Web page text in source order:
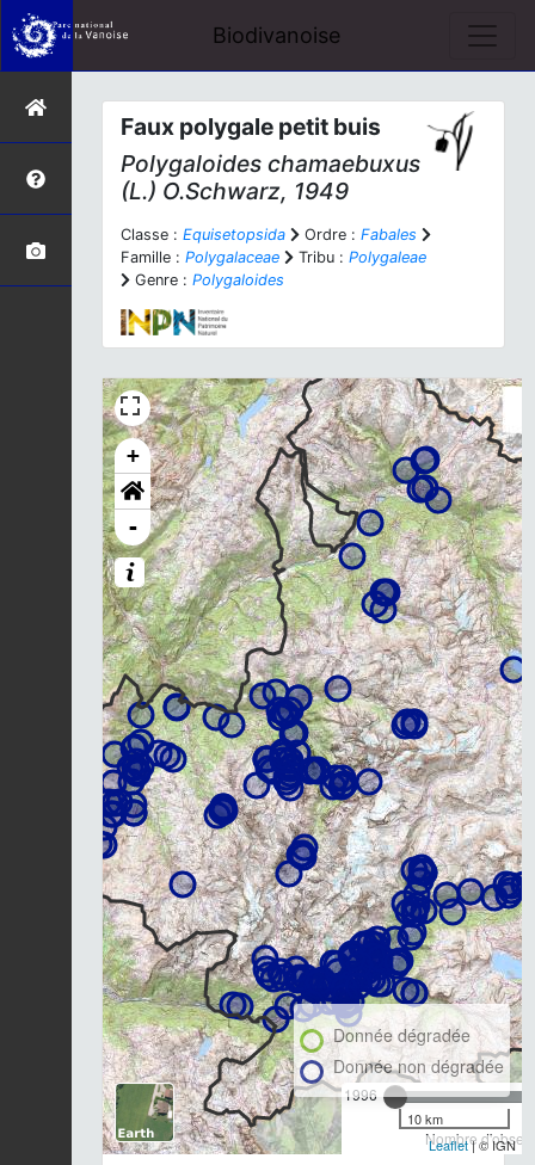
Biodivanoise
Faux polygale petit buis
Polygaloides chamaebuxus
(L.) O.Schwarz, 1949
Classe : Equisetopsida Ordre : Fabales
Famille : Polygalaceae Tribu : Polygaleae
Genre : Polygaloides
+
-
1996
Nombre
Donnée dégradée
Donnée non dégradée
10 km
Leaflet| © IGN